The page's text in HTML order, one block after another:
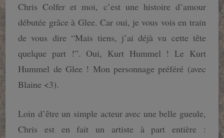
Chris Colfer et moi, c’est une histoire d’amour
débutée grâce à Glee. Car oui, je vous vois en train
de vous dire “Mais tiens, j’ai déjà vu cette tête
quelque part !”. Oui, Kurt Hummel ! Le Kurt
Hummel de Glee ! Mon personnage préféré (avec
Blaine <3).
Loin d’être un simple acteur avec une belle gueule,
Chris est en fait un artiste à part entière :